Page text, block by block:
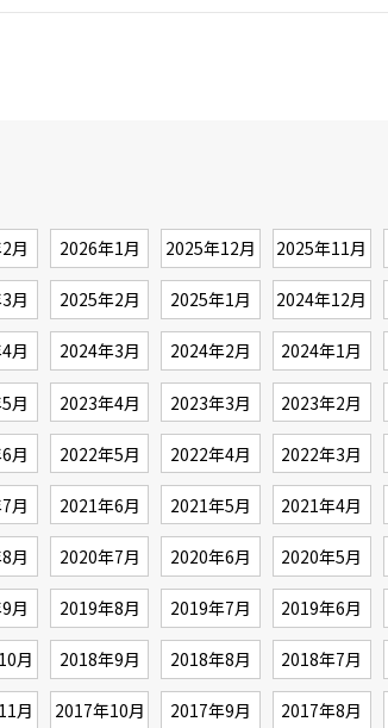
月 2026年1月 2025年12月 2025年11月
月 2025年2月 2025年1月 2024年12月
月 2024年3月 2024年2月 2024年1月
月 2023年4月 2023年3月 2023年2月
月 2022年5月 2022年4月 2022年3月
月 2021年6月 2021年5月 2021年4月
月 2020年7月 2020年6月 2020年5月
月 2019年8月 2019年7月 2019年6月
月 2018年9月 2018年8月 2018年7月
月 2017年10月 2017年9月 2017年8月